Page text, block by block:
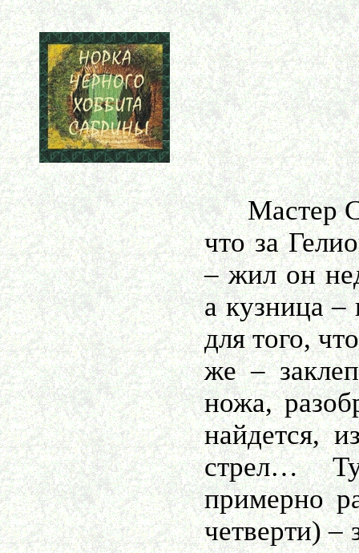
Мастер
что за
– жил он
а кузница –
для того,
же –
ножа,
найдется,
стрел…
примерно
четверти)